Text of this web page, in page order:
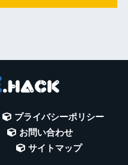
プライバシーポリシー
お問い合わせ
サイトマップ